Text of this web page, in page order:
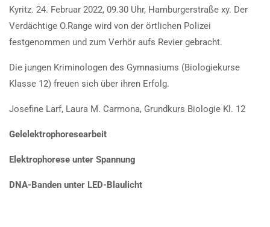
Kyritz. 24. Februar 2022, 09.30 Uhr, Hamburgerstraße xy. Der
Verdächtige O.Range wird von der örtlichen Polizei
festgenommen und zum Verhör aufs Revier gebracht.
Die jungen Kriminologen des Gymnasiums (Biologiekurse
Klasse 12) freuen sich über ihren Erfolg.
Josefine Larf, Laura M. Carmona, Grundkurs Biologie Kl. 12
Gelelektrophoresearbeit
Elektrophorese unter Spannung
DNA-Banden unter LED-Blaulicht